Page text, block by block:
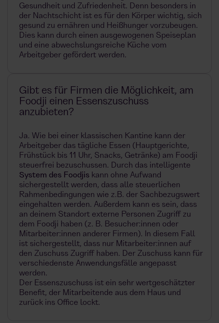
Gesundheit und Zufriedenheit. Denn besonders in
der Nachtschicht ist es für den Körper wichtig, sich
gesund zu ernähren und Heißhunger vorzubeugen.
Dies kann durch einen ausgewogenen Speiseplan
und eine abwechslungsreiche Küche vom
Arbeitgeber gefördert werden.
Gibt es für Firmen die Möglichkeit, am
Foodji einen Essenszuschuss
anzubieten?
Ja. Wie bei einer klassischen Kantine kann der
Arbeitgeber das tägliche Essen (Hauptgerichte,
Frühstück bis 11 Uhr, Snacks, Getränke) am Foodji
steuerfrei bezuschussen. Durch das intelligente
System des Foodjiskann ohne Aufwand
sichergestellt werden, dass alle steuerlichen
Rahmenbedingungen wie z.B. der Sachbezugswert
eingehalten werden. Außerdem kann es sein, dass
an deinem Standort externe Personen Zugriff zu
dem Foodji haben (z. B. Besucher:innen oder
Mitarbeiter:innen anderer Firmen). In diesem Fall
ist sichergestellt, dass nur Mitarbeiter:innen auf
den Zuschuss Zugriff haben. Der Zuschuss kann für
verschiedenste Anwendungsfälle angepasst
werden.
Der Essenszuschuss ist ein sehr wertgeschätzter
Benefit, der Mitarbeitende aus dem Haus und
zurück ins Office lockt.